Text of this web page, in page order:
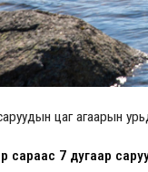
цаг агаарын
сараас 7 дугаар